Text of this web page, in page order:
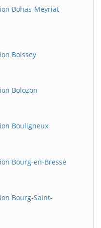
Bohas-Meyriat-
Boissey
Bolozon
Bouligneux
Bourg-en-Bresse
Bourg-Saint-